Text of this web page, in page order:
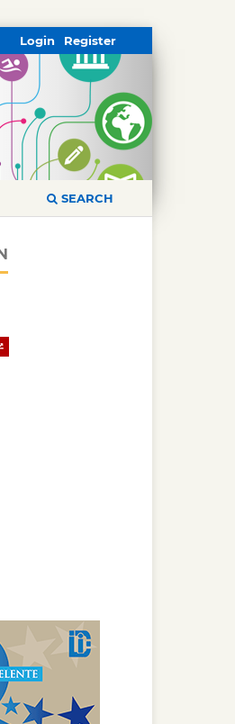
SEARCH
Register
Login